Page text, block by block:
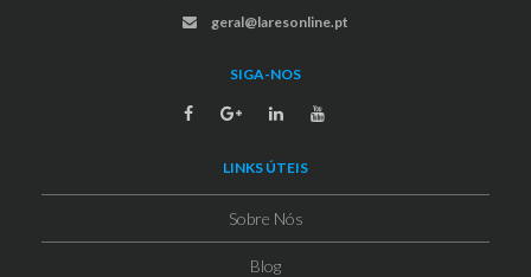
geral@laresonline.pt
SIGA-NOS
LINKS ÚTEIS
Sobre Nós
Blog